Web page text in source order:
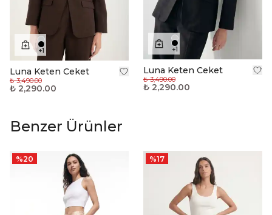
+1
Luna Keten Ceket
₺ 3,490.00
₺ 2,290.00
+1
Luna Keten Ceket
₺ 3,490.00
₺ 2,290.00
Benzer Ürünler
%20 %17